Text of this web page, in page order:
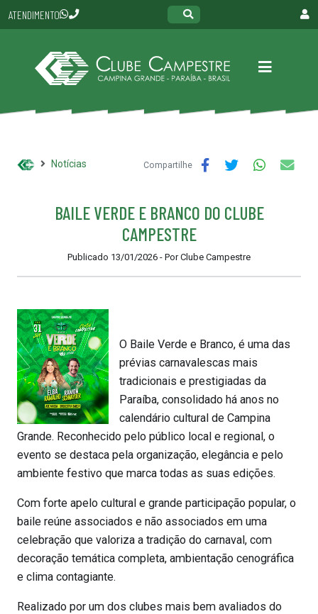
ATENDIMENTO
Notícias Compartilhe
BAILE VERDE E BRANCO DO CLUBE
CAMPESTRE
Publicado 13/01/2026 - Por Clube Campestre
O Baile Verde e Branco, é uma das
prévias carnavalescas mais
tradicionais e prestigiadas da
Paraíba, consolidado há anos no
calendário cultural de Campina
Grande. Reconhecido pelo público local e regional, o
evento se destaca pela organização, elegância e pelo
ambiente festivo que marca todas as suas edições.
Com forte apelo cultural e grande participação popular, o
baile reúne associados e não associados em uma
celebração que valoriza a tradição do carnaval, com
decoração temática completa, ambientação cenográfica
e clima contagiante.
Realizado por um dos clubes mais bem avaliados do